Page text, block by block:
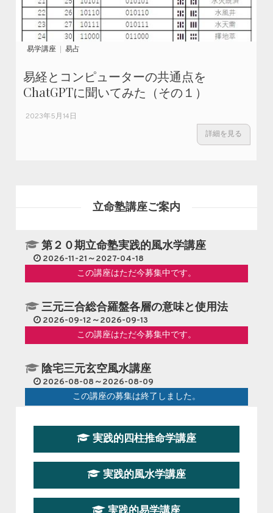
易学講座 易占
易経とコンピューターの共通点を
ChatGPTに聞いてみた（その１）
2023年5月14日
詳細を見る
立命塾講座ご案内
第２０期立命塾実践的風水学講座
2026-11-21～2027-04-18
この講座はただ今募集中です。
三元三合総合羅盤各層の意味と使用法
2026-09-12～2026-09-13
この講座はただ今募集中です。
陰宅三元玄空風水講座
2026-08-08～2026-08-09
この講座の募集は終了しました。
第１９期立命塾『実践的易学講座』
2026-08-22～2026-10-25
第19期立命塾実践的四柱推命学講座
2026-03-20～2026-07-19
実践的四柱推命学講座
実践的風水学講座